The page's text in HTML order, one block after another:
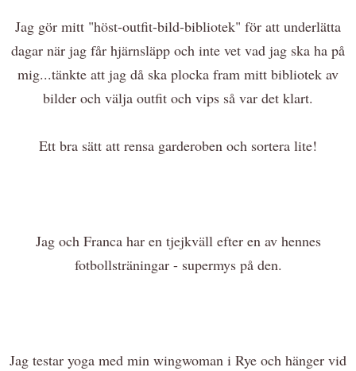
Jag gör mitt "höst-outfit-bild-bibliotek" för att underlätta
dagar när jag får hjärnsläpp och inte vet vad jag ska ha på
mig...tänkte att jag då ska plocka fram mitt bibliotek av
bilder och välja outfit och vips så var det klart.
Ett bra sätt att rensa garderoben och sortera lite!
Jag och Franca har en tjejkväll efter en av hennes
fotbollsträningar - supermys på den.
Jag testar yoga med min wingwoman i Rye och hänger vid